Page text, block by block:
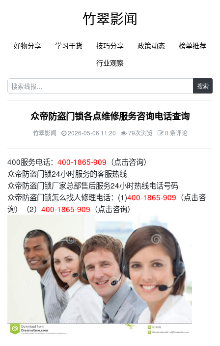
竹翠影闻
好物分享 学习干货 技巧分享 政策动态
榜单推荐
行业观察
搜索
众帝防盗门锁各点维修服务咨询电话查询
竹翠影闻 2026-05-06 11:20 79次浏览 0 条评论
400服务电话： 400-1865-909 （点击咨询）
众帝防盗门锁24小时服务的客服热线
众帝防盗门锁厂家总部售后服务24小时热线电话号码
众帝防盗门锁怎么找人修理电话：(1)400-1865-909 （点击咨
询）（2） 400-1865-909 （点击咨询）